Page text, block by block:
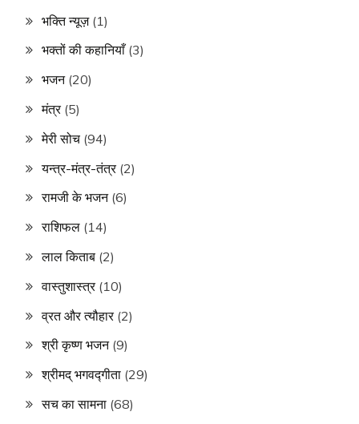
भक्ति न्यूज़(1)
भक्तों की कहानियाँ(3)
भजन(20)
मंत्र(5)
मेरी सोच (94)
यन्त्र-मंत्र-तंत्र(2)
रामजी के भजन(6)
राशिफल (14)
लाल किताब (2)
वास्तुशास्त्र(10)
व्रत और त्यौहार(2)
श्री कृष्ण भजन(9)
श्रीमद् भगवद्गीता (29)
सच का सामना (68)